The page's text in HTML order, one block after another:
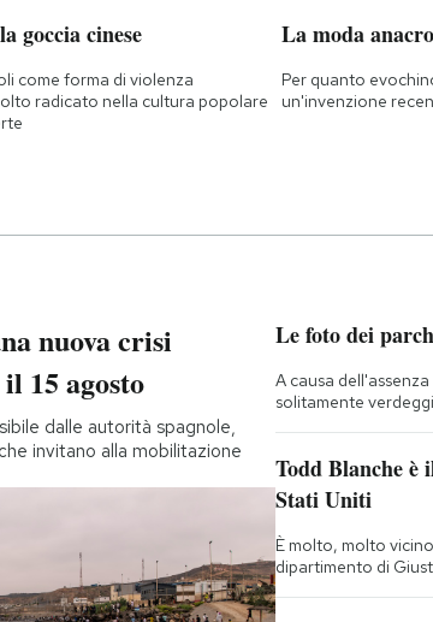
goccia cinese
come forma di violenza
radicato nella cultura popolare
La moda
Per quanto
un'invenzione
nuova crisi
15 agosto
dalle autorità spagnole,
invitano alla mobilitazione
Le foto dei
A causa
solitamente
Todd Blanche è
Stati Uniti
È molto, molto
dipartimento di